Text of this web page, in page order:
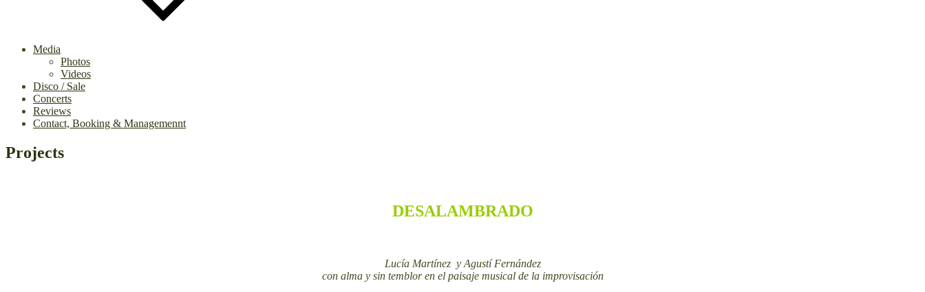
Media
Photos
Videos
Disco / Sale
Concerts
Reviews
Contact, Booking & Managemennt
Projects
DESALAMBRADO
Lucía Martínez y Agustí Fernández
con alma y sin temblor en el paisaje musical de la improvisación